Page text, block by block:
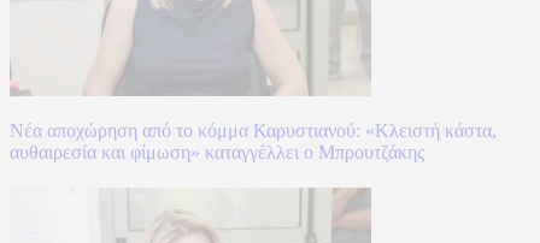
Νέα αποχώρηση από το κόμμα Καρυστιανού: «Κλειστή κάστα,
αυθαιρεσία και φίμωση» καταγγέλλει ο Μπρουτζάκης